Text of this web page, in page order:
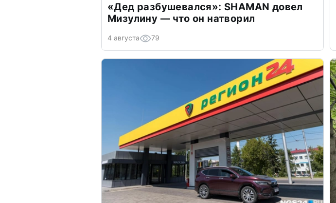
«Дед разбушевался»: SHAMAN довел
Мизулину — что он натворил
4 августа 79